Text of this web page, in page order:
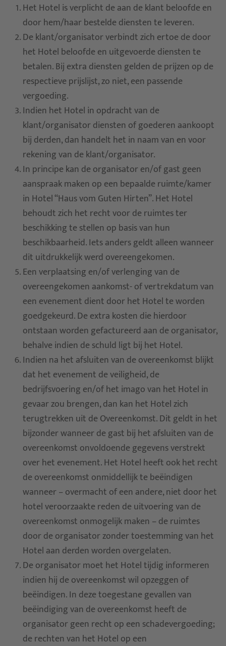
Het Hotel is verplicht de aan de klant beloofde en
door hem/haar bestelde diensten te leveren.
De klant/organisator verbindt zich ertoe de door
het Hotel beloofde en uitgevoerde diensten te
betalen. Bij extra diensten gelden de prijzen op de
respectieve prijslijst, zo niet, een passende
vergoeding.
Indien het Hotel in opdracht van de
klant/organisator diensten of goederen aankoopt
bij derden, dan handelt het in naam van en voor
rekening van de klant/organisator.
In principe kan de organisator en/of gast geen
aanspraak maken op een bepaalde ruimte/kamer
in Hotel “Haus vom Guten Hirten”. Het Hotel
behoudt zich het recht voor de ruimtes ter
beschikking te stellen op basis van hun
beschikbaarheid. Iets anders geldt alleen wanneer
dit uitdrukkelijk werd overeengekomen.
Een verplaatsing en/of verlenging van de
overeengekomen aankomst- of vertrekdatum van
een evenement dient door het Hotel te worden
goedgekeurd. De extra kosten die hierdoor
ontstaan worden gefactureerd aan de organisator,
behalve indien de schuld ligt bij het Hotel.
Indien na het afsluiten van de overeenkomst blijkt
dat het evenement de veiligheid, de
bedrijfsvoering en/of het imago van het Hotel in
gevaar zou brengen, dan kan het Hotel zich
terugtrekken uit de Overeenkomst. Dit geldt in het
bijzonder wanneer de gast bij het afsluiten van de
overeenkomst onvoldoende gegevens verstrekt
over het evenement. Het Hotel heeft ook het recht
de overeenkomst onmiddellijk te beëindigen
wanneer – overmacht of een andere, niet door het
hotel veroorzaakte reden de uitvoering van de
overeenkomst onmogelijk maken – de ruimtes
door de organisator zonder toestemming van het
Hotel aan derden worden overgelaten.
De organisator moet het Hotel tijdig informeren
indien hij de overeenkomst wil opzeggen of
beëindigen. In deze toegestane gevallen van
beëindiging van de overeenkomst heeft de
organisator geen recht op een schadevergoeding;
de rechten van het Hotel op een